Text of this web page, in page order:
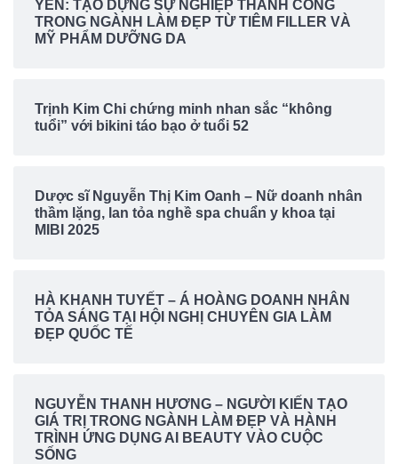
YẾN: TẠO DỰNG SỰ NGHIỆP THÀNH CÔNG
TRONG NGÀNH LÀM ĐẸP TỪ TIÊM FILLER VÀ
MỸ PHẨM DƯỠNG DA
Trịnh Kim Chi chứng minh nhan sắc “không
tuổi” với bikini táo bạo ở tuổi 52
Dược sĩ Nguyễn Thị Kim Oanh – Nữ doanh nhân
thầm lặng, lan tỏa nghề spa chuẩn y khoa tại
MIBI 2025
HÀ KHANH TUYẾT – Á HOÀNG DOANH NHÂN
TỎA SÁNG TẠI HỘI NGHỊ CHUYÊN GIA LÀM
ĐẸP QUỐC TẾ
NGUYỄN THANH HƯƠNG – NGƯỜI KIẾN TẠO
GIÁ TRỊ TRONG NGÀNH LÀM ĐẸP VÀ HÀNH
TRÌNH ỨNG DỤNG AI BEAUTY VÀO CUỘC
SỐNG